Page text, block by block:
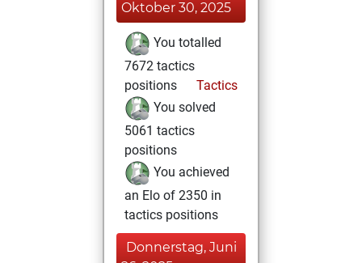
Oktober 30, 2025
You totalled
7672 tactics
positions
Tactics
You solved
5061 tactics
positions
You achieved
an Elo of 2350 in
tactics positions
Donnerstag, Juni